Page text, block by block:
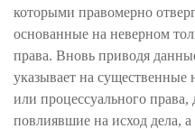
которыми правомерно
основанные на неверном
права. Вновь приводя
указывает на
или процессуального
повлиявшие на исход дела, а